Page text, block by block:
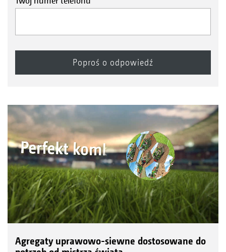
Agregaty uprawowo-siewne dostosowane do